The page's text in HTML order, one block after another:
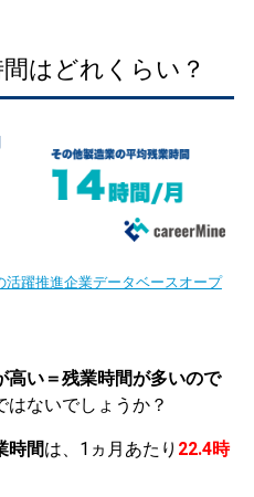
はどれくらい？
活躍推進企業データベースオープ
高い＝残業時間が多いので
はないでしょうか？
時間は、1ヵ月あたり 22.4時